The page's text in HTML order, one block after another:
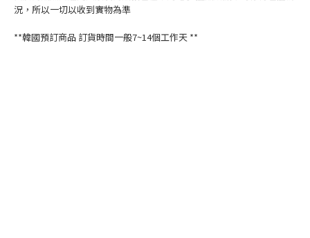
況，所以一切以收到實物為準
**韓國預訂商品 訂貨時間一般7~14個工作天 **